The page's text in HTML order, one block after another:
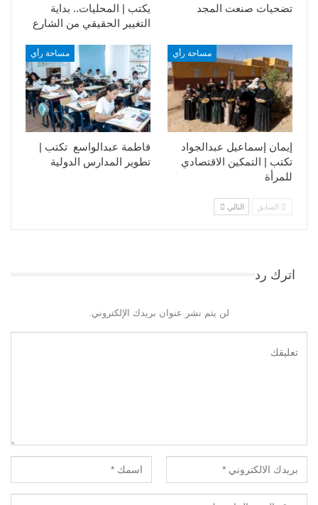
يكتب | المحليات.. بداية
التغيير الحقيقي من الشارع
تضحيات صنعت المجد
مساحة رأي
فاطمة عبدالواسع تكتب |
تطوير المدارس الدولية
مساحة رأي
إيمان إسماعيل عبدالجواد
تكتب | التمكين الاقتصادي
للمرأة
السابق التالي
اترك رد
لن يتم نشر عنوان بريدك الإلكتروني.